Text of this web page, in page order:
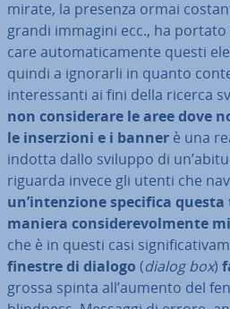
mirate, la presenza ormai
grandi immagini ecc., ha
ca­re au­to­ma­ti­ca­men­te questi
quindi a ignorarli in quanto
in­te­res­san­ti ai fini della ricerca
non con­si­de­ra­re le aree dove
le in­ser­zio­ni e i banner è una
indotta dallo sviluppo di
riguarda invece gli utenti che
un’in­ten­zio­ne specifica
maniera con­si­de­re­vol­men­te
che è in questi casi
finestre di dialogo (dialog box)
grossa spinta all’aumento del